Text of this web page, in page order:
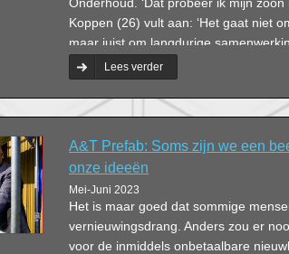
Koppen (26) vult aan: ‘Het gaat niet
maar juist om langdurige
Lees verder
A&T Prefab: Soms zijn we een
onze ideeën
Mei-Juni 2023
Het is maar goed dat sommige
vernieuwingsdrang. Anders zou er
voor de inmiddels onbetaalbare